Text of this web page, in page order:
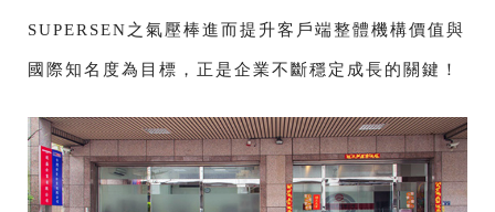
SUPERSEN之氣壓棒進而提升客戶端整體機構價值與
國際知名度為目標，正是企業不斷穩定成長的關鍵！